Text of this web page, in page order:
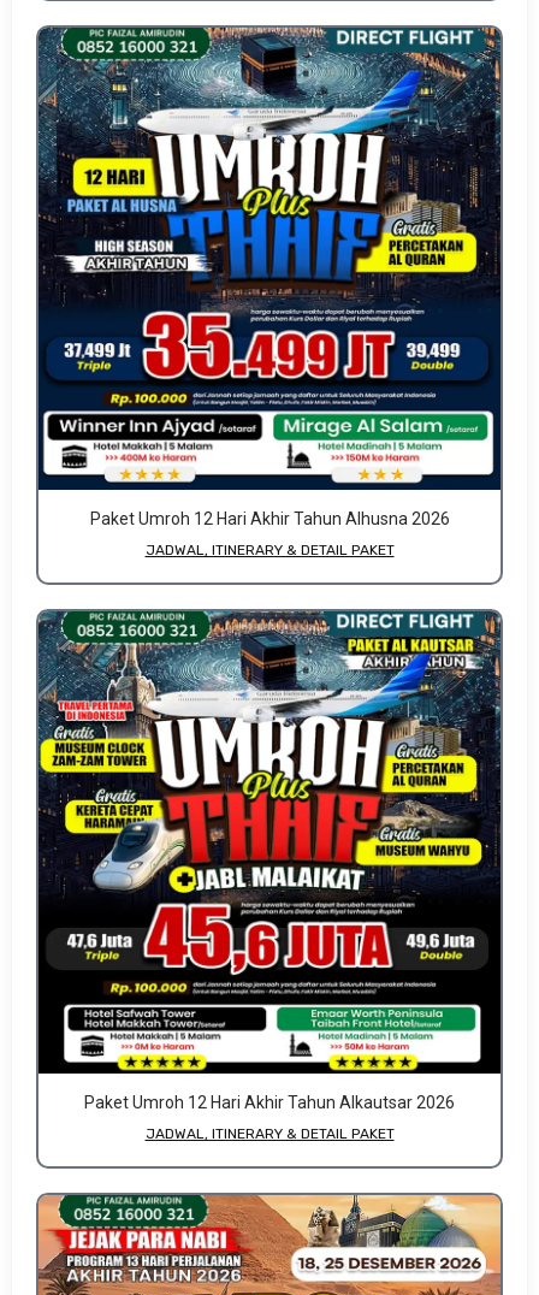
Paket Umroh 12 Hari Akhir Tahun Alhusna 2026
JADWAL, ITINERARY & DETAIL PAKET
Paket Umroh 12 Hari Akhir Tahun Alkautsar 2026
JADWAL, ITINERARY & DETAIL PAKET